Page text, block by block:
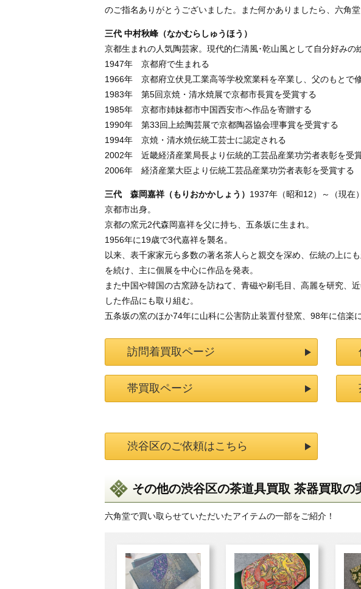
のご指名ありがとうございました。また何かありましたら、六角堂
三代 中村秋峰（なかむらしゅうほう）
京都生まれの人気陶芸家。現代的仁清風･乾山風として自分好みの
1947年 京都府で生まれる
1966年 京都府立伏見工業高等学校窯業科を卒業し、父のもとで
1983年 第5回京焼・清水焼展で京都市長賞を受賞する
1985年 京都市姉妹都市中国西安市へ作品を寄贈する
1990年 第33回上絵陶芸展で京都陶器協会理事賞を受賞する
1994年 京焼・清水焼伝統工芸士に認定される
2002年 近畿経済産業局長より伝統的工芸品産業功労者表彰を受
2006年 経済産業大臣より伝統工芸品産業功労者表彰を受賞する
三代 森岡嘉祥（もりおかかしょう） 1937年（昭和12）～（現在）
京都市出身。
京都の窯元2代森岡嘉祥を父に持ち、五条坂に生まれ。
1956年に19歳で3代嘉祥を襲名。
以来、表千家家元ら多数の著名茶人らと親交を深め、伝統の上に
を続け、主に個展を中心に作品を発表。
また中国や韓国の古窯跡を訪ねて、青磁や刷毛目、高麗を研究、
した作品にも取り組む。
五条坂の窯のほか74年に山科に公害防止装置付登窯、98年に信楽
訪問着買取ページ
帯買取ページ
渋谷区のご依頼はこちら
その他の渋谷区の茶道具買取 茶器買取の
六角堂で買い取らせていただいたアイテムの一部をご紹介！